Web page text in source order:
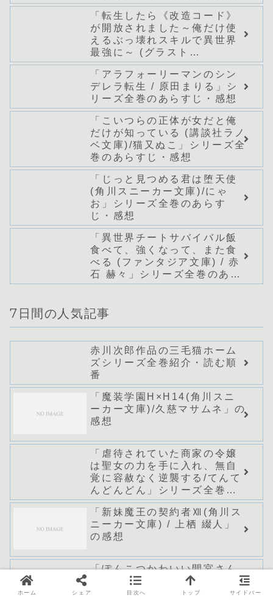
すじ・感想
「転生したら《改造コード》
が開放されました～俺だけ使
えるぶっ壊れスキルで異世界
最強に～ (グラスト
NOVELS)/どまどま」シリー
ズ全巻のあらすじ・感想
「アラフォーリーマンのシン
デレラ転生 / 原田まりる」シ
リーズ全巻のあらすじ・感想
「こいつらの正体が女だと俺
だけが知っている (講談社ラノ
ベ文庫)/猫又ぬこ」シリーズ全
巻のあらすじ・感想
「じっと見つめる君は堕天使
(角川スニーカー文庫)/にゃ
お」シリーズ全巻のあらす
じ・感想
「異世界チートサバイバル飯
食べて、強くなって、また食
べる (ファンタジア文庫) / 赤
石 赫々」シリーズ全巻のあら
すじ・感想
7日間の人気記事
赤川次郎作品の三毛猫ホーム
ズシリーズ全巻紹介・読む順
番
「魔装学園H×H14(角川スニ
ーカー文庫)/久慈マサムネ」の
感想
「虐待されていた商家の令嬢
は聖女の力を手に入れ、無自
覚に容赦なく逆襲する/てんて
んどんどん」シリーズ全巻の
あらすじ・感想
「新妹魔王の契約者Ⅻ(角川ス
ニーカー文庫) / 上栖 綴人」
の感想
「ぽんこつかわいい間宮さん
~社内の美人広報がとなりの席
に居座る件~ (ファンタジア文
ホーム シェア 目次へ トップ サイドバー